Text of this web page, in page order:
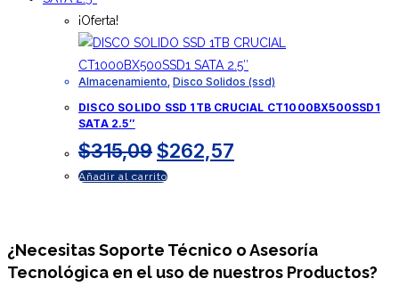
¡Oferta!
Almacenamiento Disco Solidos (ssd)
DISCO SOLIDO SSD 1TB CRUCIAL CT1000BX500SSD1
SATA 2.5″
$315,09El
precio
original
$262,57
precio
Añadir al carrito
¿NecesitasSoporte Técnico o Asesoría
Tecnológica en el uso de nuestros Productos?